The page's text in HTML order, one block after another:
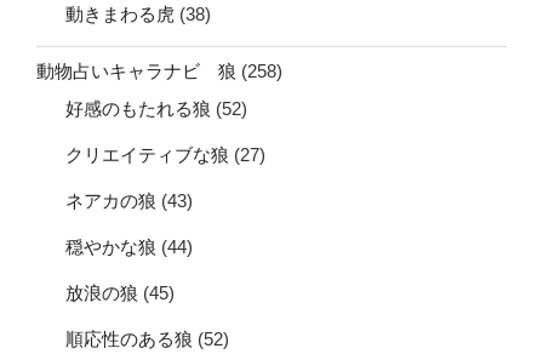
動きまわる虎 (38)
動物占いキャラナビ 狼 (258)
好感のもたれる狼 (52)
クリエイティブな狼 (27)
ネアカの狼 (43)
穏やかな狼 (44)
放浪の狼 (45)
順応性のある狼 (52)